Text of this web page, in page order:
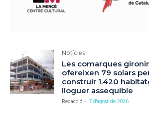
Notícies
Les comarques
ofereixen 79 solars
construir 1.420
lloguer assequible
Redacció - 7 d'agost de 2026